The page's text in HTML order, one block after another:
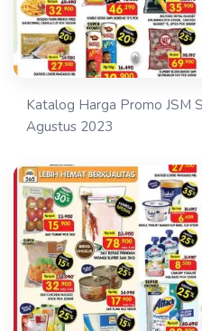
Katalog Harga Promo JSM
Agustus 2023